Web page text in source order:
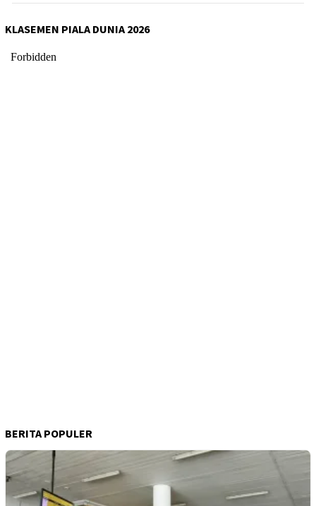
KLASEMEN PIALA DUNIA 2026
BERITA POPULER